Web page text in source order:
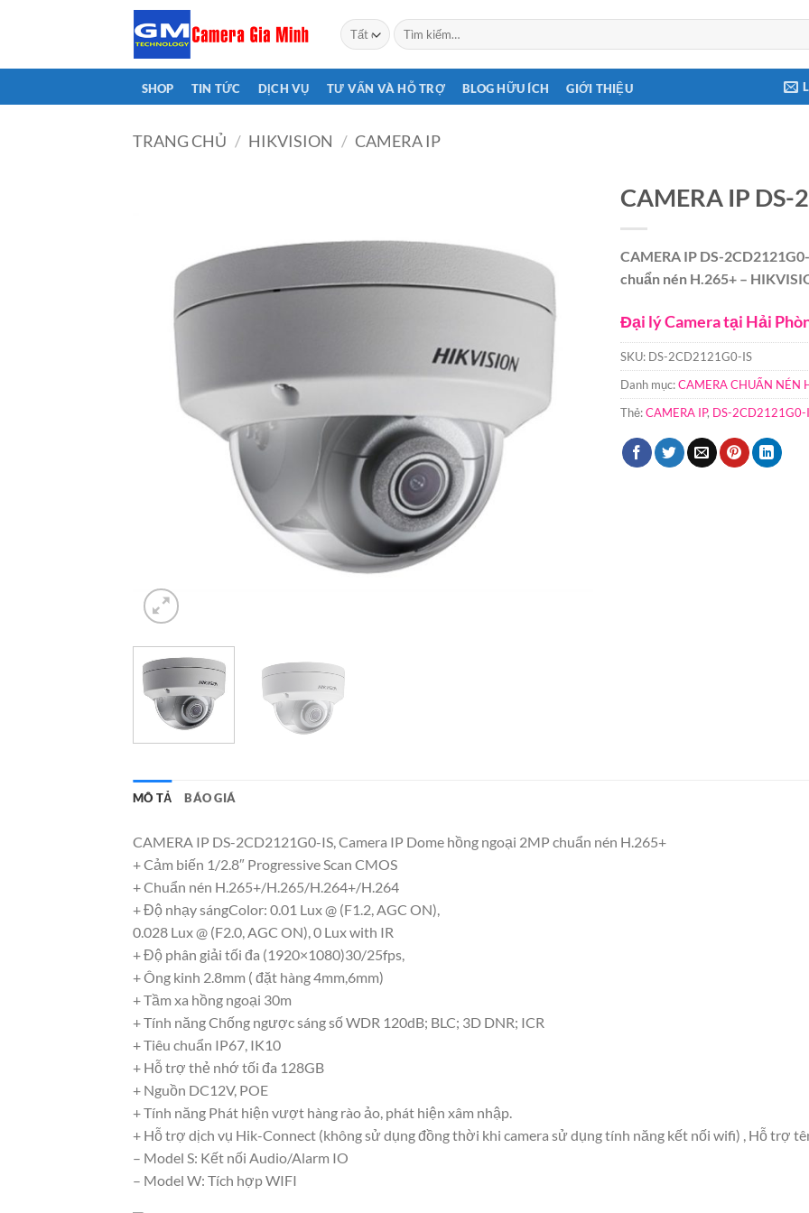
Tìm
kiếm:
SHOP TIN TỨC DỊCH VỤ TƯ VẤN VÀ HỖ TRỢ BLOG HỮU ÍCH GIỚI THIỆU
TRANG CHỦ / HIKVISION / CAMERA IP
CAMERA IP DS-
CAMERA IP DS-
chuẩn nén H.265+ –
Đại lý Camera tại Hải
SKU: DS-2CD2121G0-IS
Danh mục:CAMERA CHUẨN NÉN
Thẻ:CAMERA IP, DS-2CD2121G0-
MÔ TẢ BÁO GIÁ
CAMERA IP DS-2CD2121G0-IS, Camera IP Dome hồng ngoại 2MP chuẩn nén H.265+
+ Cảm biến 1/2.8″ Progressive Scan CMOS
+ Chuẩn nén H.265+/H.265/H.264+/H.264
+ Độ nhạy sángColor: 0.01 Lux @ (F1.2, AGC ON),
0.028 Lux @ (F2.0, AGC ON), 0 Lux with IR
+ Độ phân giải tối đa (1920×1080)30/25fps,
+ Ông kinh 2.8mm ( đặt hàng 4mm,6mm)
+ Tầm xa hồng ngoại 30m
+ Tính năng Chống ngược sáng số WDR 120dB; BLC; 3D DNR; ICR
+ Tiêu chuẩn IP67, IK10
+ Hỗ trợ thẻ nhớ tối đa 128GB
+ Nguồn DC12V, POE
+ Tính năng Phát hiện vượt hàng rào ảo, phát hiện xâm nhập.
+ Hỗ trợ dịch vụ Hik-Connect (không sử dụng đồng thời khi camera sử dụng tính năng kết nối wifi) , Hỗ trợ
– Model S: Kết nối Audio/Alarm IO
– Model W: Tích hợp WIFI